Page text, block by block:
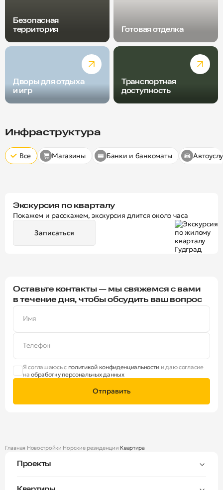
Безопасная
территория
Готовая отделка
Дворы для отдыха
и игр
Транспортная
доступность
Инфраструктура
Все Магазины Банки и банкоматы
Экскурсия по кварталу
Покажем и расскажем, экскурсия длится около часа
Записаться
Оставьте контакты — мы свяжемся с вами
в течение дня, чтобы обсудить ваш вопрос
Имя
Телефон
Я соглашаюсь с политикой конфиденциальности и даю согласие
наобработку персональных данных
Отправить
Главная Новостройки Норские резиденции Квартира
Проекты